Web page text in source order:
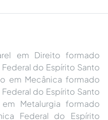
em Direito formado
do Espírito Santo
em Mecânica formado
do Espírito Santo
Metalurgia formado
Federal do Espírito